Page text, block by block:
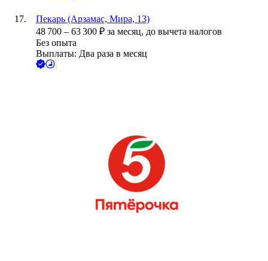
Пекарь (Арзамас, Мира, 13)
48 700 – 63 300 ₽ за месяц, до вычета налогов
Без опыта
Выплаты: Два раза в месяц